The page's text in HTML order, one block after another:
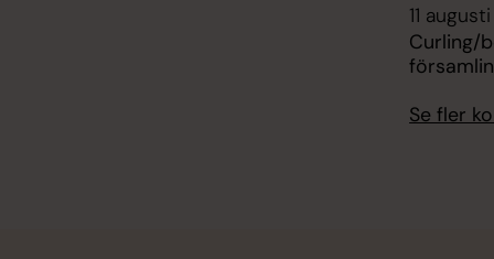
11
Curling/
Se fler